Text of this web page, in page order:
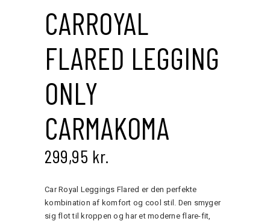
CARROYAL
FLARED LEGGING
ONLY
CARMAKOMA
299,95 kr.
Car Royal Leggings Flared er den perfekte
kombination af komfort og cool stil. Den smyger
sig flot til kroppen og har et moderne flare-fit,